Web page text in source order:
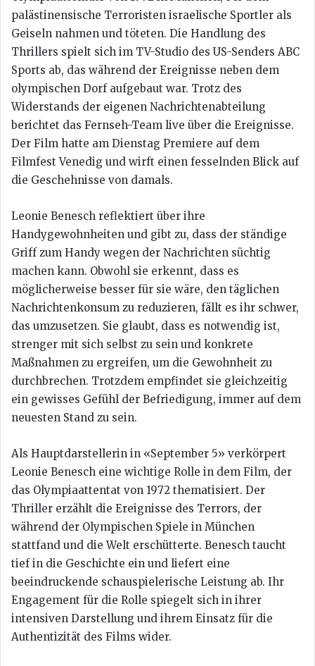
palästinensische Terroristen israelische Sportler als
Geiseln nahmen und töteten. Die Handlung des
Thrillers spielt sich im TV-Studio des US-Senders ABC
Sports ab, das während der Ereignisse neben dem
olympischen Dorf aufgebaut war. Trotz des
Widerstands der eigenen Nachrichtenabteilung
berichtet das Fernseh-Team live über die Ereignisse.
Der Film hatte am Dienstag Premiere auf dem
Filmfest Venedig und wirft einen fesselnden Blick auf
die Geschehnisse von damals.
Leonie Benesch reflektiert über ihre
Handygewohnheiten und gibt zu, dass der ständige
Griff zum Handy wegen der Nachrichten süchtig
machen kann. Obwohl sie erkennt, dass es
möglicherweise besser für sie wäre, den täglichen
Nachrichtenkonsum zu reduzieren, fällt es ihr schwer,
das umzusetzen. Sie glaubt, dass es notwendig ist,
strenger mit sich selbst zu sein und konkrete
Maßnahmen zu ergreifen, um die Gewohnheit zu
durchbrechen. Trotzdem empfindet sie gleichzeitig
ein gewisses Gefühl der Befriedigung, immer auf dem
neuesten Stand zu sein.
Als Hauptdarstellerin in «September 5» verkörpert
Leonie Benesch eine wichtige Rolle in dem Film, der
das Olympiaattentat von 1972 thematisiert. Der
Thriller erzählt die Ereignisse des Terrors, der
während der Olympischen Spiele in München
stattfand und die Welt erschütterte. Benesch taucht
tief in die Geschichte ein und liefert eine
beeindruckende schauspielerische Leistung ab. Ihr
Engagement für die Rolle spiegelt sich in ihrer
intensiven Darstellung und ihrem Einsatz für die
Authentizität des Films wider.